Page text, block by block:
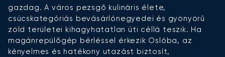
gazdag. A város pezsgő kulináris élete,
csúcskategóriás bevásárlónegyedei és gyönyörű
zöld területei kihagyhatatlan úti céllá teszik. Ha
magánrepülőgép bérléssel érkezik Oslóba, az
kényelmes és hatékony utazást biztosít,